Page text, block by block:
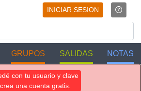
INICIAR SESION
GRUPOS SALIDAS NOTAS
con tu usuario y clave
una cuenta gratis.